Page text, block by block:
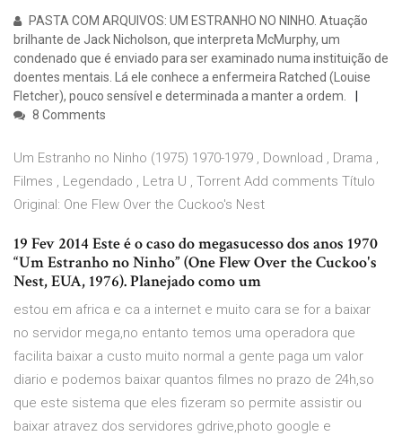
PASTA COM ARQUIVOS: UM ESTRANHO NO NINHO. Atuação
brilhante de Jack Nicholson, que interpreta McMurphy, um
condenado que é enviado para ser examinado numa instituição de
doentes mentais. Lá ele conhece a enfermeira Ratched (Louise
Fletcher), pouco sensível e determinada a manter a ordem.
8 Comments
Um Estranho no Ninho (1975) 1970-1979 , Download , Drama ,
Filmes , Legendado , Letra U , Torrent Add comments Título
Original: One Flew Over the Cuckoo's Nest
19 Fev 2014 Este é o caso do megasucesso dos anos 1970
“Um Estranho no Ninho” (One Flew Over the Cuckoo's
Nest, EUA, 1976). Planejado como um
estou em africa e ca a internet e muito cara se for a baixar
no servidor mega,no entanto temos uma operadora que
facilita baixar a custo muito normal a gente paga um valor
diario e podemos baixar quantos filmes no prazo de 24h,so
que este sistema que eles fizeram so permite assistir ou
baixar atravez dos servidores gdrive,photo google e